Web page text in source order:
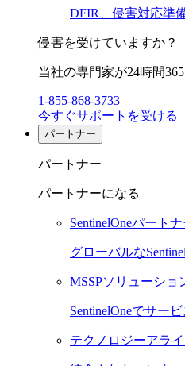
DFIR、侵害対応準
侵害を受けていますか？
当社の専門家が24時間
1-855-868-3733
今すぐサポートを受ける
パートナー
パートナー
パートナーになる
SentinelOneパート
グローバルな
MSSPソリューショ
SentinelOneでサー
テクノロジーアラ